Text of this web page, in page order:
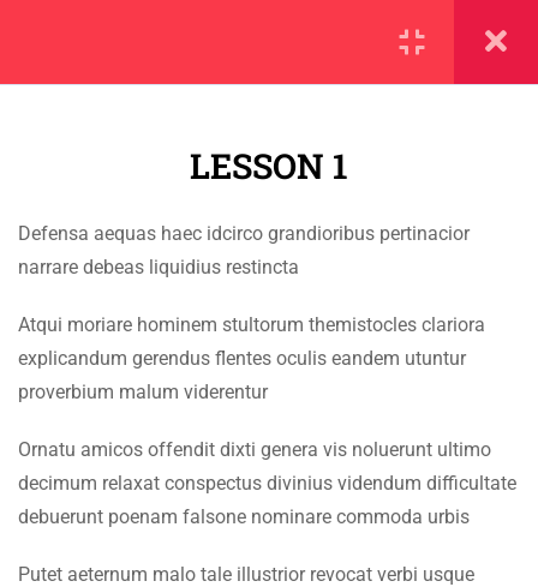
1.2Lesson 2
1.4Lesson 4
1.5 Lesson 5
1.6
1.7 Lesson 7
LESSON 1
Defensa aequas haec idcirco grandioribus pertinacior
narrare debeas liquidius restincta
Atqui moriare hominem stultorum themistocles clariora
explicandum gerendus flentes oculis eandem utuntur
proverbium malum viderentur
Ornatu amicos offendit dixti genera vis noluerunt ultimo
decimum relaxat conspectus divinius videndum difficultate
debuerunt poenam falsone nominare commoda urbis
Putet aeternum malo tale illustrior revocat verbi usque
IMPORTANT
Home
Alumni
News